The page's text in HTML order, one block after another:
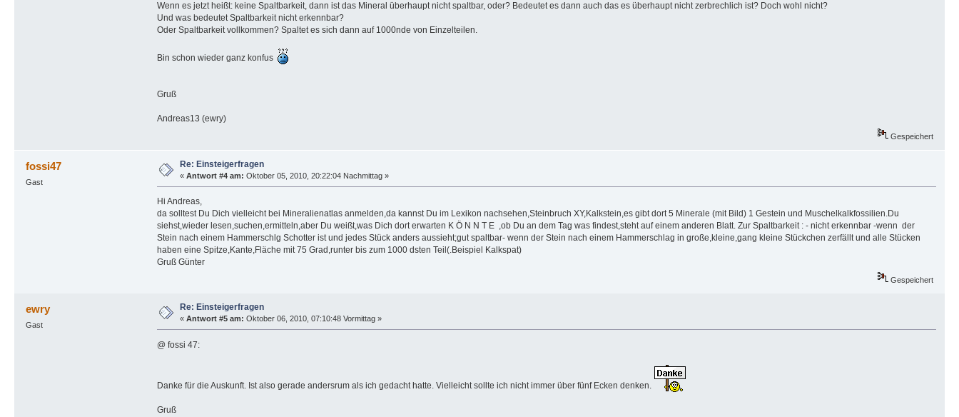
Wenn es jetzt heißt: keine Spaltbarkeit, dann ist das Mineral überhaupt nicht spaltbar, oder? Bedeutet es dann auch das es überhaupt nicht zerbrechlich ist? Doch wohl nicht?
Und was bedeutet Spaltbarkeit nicht erkennbar?
Oder Spaltbarkeit vollkommen? Spaltet es sich dann auf 1000nde von Einzelteilen.
Bin schon wieder ganz konfus
Gruß
Andreas13 (ewry)
Gespeichert
fossi47
Gast
Re: Einsteigerfragen
« Antwort #4 am: Oktober 05, 2010, 20:22:04 Nachmittag »
Hi Andreas,
da solltest Du Dich vielleicht bei Mineralienatlas anmelden,da kannst Du im Lexikon nachsehen,Steinbruch XY,Kalkstein,es gibt dort 5 Minerale (mit Bild) 1 Gestein und Muschelkalkfossilien.Du
siehst,wieder lesen,suchen,ermitteln,aber Du weißt,was Dich dort erwarten K Ö N N T E ,ob Du an dem Tag was findest,steht auf einem anderen Blatt. Zur Spaltbarkeit : - nicht erkennbar -wenn der
Stein nach einem Hammerschlg Schotter ist und jedes Stück anders aussieht;gut spaltbar- wenn der Stein nach einem Hammerschlag in große,kleine,gang kleine Stückchen zerfällt und alle Stücken
haben eine Spitze,Kante,Fläche mit 75 Grad,runter bis zum 1000 dsten Teil(.Beispiel Kalkspat)
Gruß Günter
Gespeichert
ewry
Gast
Re: Einsteigerfragen
« Antwort #5 am: Oktober 06, 2010, 07:10:48 Vormittag »
@ fossi 47:
Danke für die Auskunft. Ist also gerade andersrum als ich gedacht hatte. Vielleicht sollte ich nicht immer über fünf Ecken denken.
Gruß